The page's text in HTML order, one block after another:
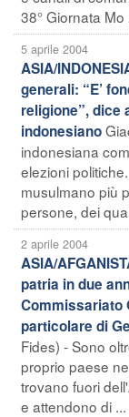
38° Giornata Mo
5 aprile 2004
ASIA/
generali: “E’
religione”, dice
indonesiano
indonesiana
elezioni
musulmano più
persone, dei
2 aprile 2004
ASIA/
patria in due
Commissariato
particolare di
Fides) - Sono
proprio paese
trovano fuori
e attendono di ...